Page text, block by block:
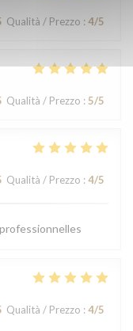
Qualità / Prezzo : 4/5
Qualità / Prezzo : 5/5
Qualità / Prezzo : 4/5
Qualità / Prezzo : 4/5